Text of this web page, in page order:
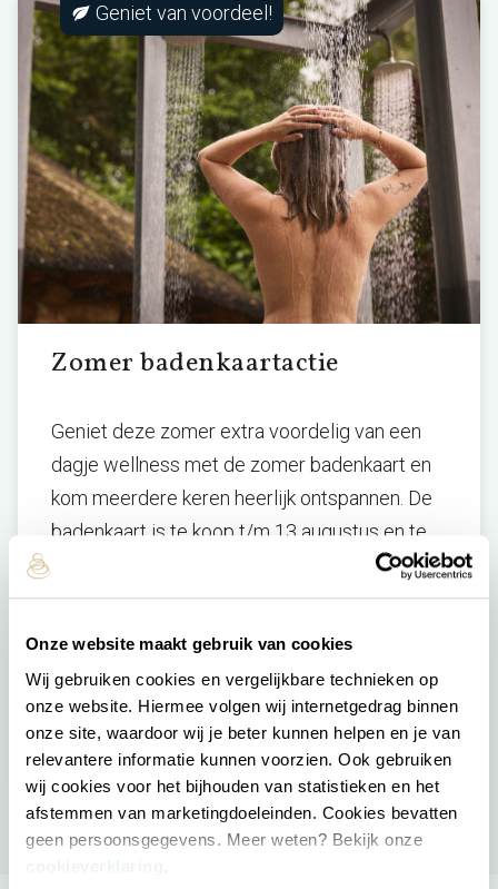
Onze website maakt gebruik van cookies
Wij gebruiken cookies en vergelijkbare technieken op
onze website. Hiermee volgen wij internetgedrag binnen
onze site, waardoor wij je beter kunnen helpen en je van
relevantere informatie kunnen voorzien. Ook gebruiken
wij cookies voor het bijhouden van statistieken en het
afstemmen van marketingdoeleinden. Cookies bevatten
geen persoonsgegevens. Meer weten? Bekijk onze
.
Geniet van voordeel!
Zomer badenkaartactie
Geniet deze zomer extra voordelig van een
dagje wellness met de zomer badenkaart en
kom meerdere keren heerlijk ontspannen. De
badenkaart is te koop t/m 13 augustus en te
gebruiken t/m 1 oktober 2026. Je koopt de
badenkaart eenvoudig bij de receptie van het
Meer informatie